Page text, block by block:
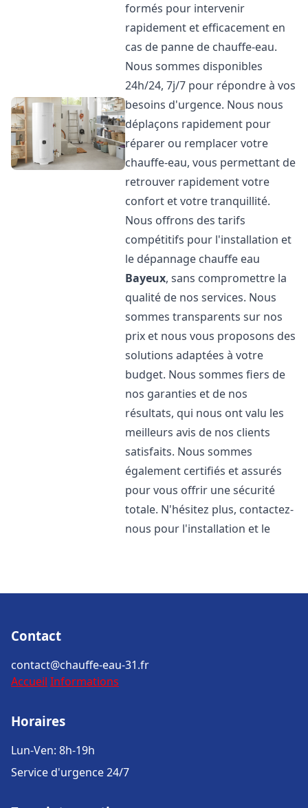
formés pour intervenir
rapidement et efficacement en
cas de panne de chauffe-eau.
Nous sommes disponibles
24h/24, 7j/7 pour répondre à vos
besoins d'urgence. Nous nous
déplaçons rapidement pour
réparer ou remplacer votre
chauffe-eau, vous permettant de
retrouver rapidement votre
confort et votre tranquillité.
Nous offrons des tarifs
compétitifs pour l'installation et
le dépannage chauffe eau
Bayeux, sans compromettre la
qualité de nos services. Nous
sommes transparents sur nos
prix et nous vous proposons des
solutions adaptées à votre
budget. Nous sommes fiers de
nos garanties et de nos
résultats, qui nous ont valu les
meilleurs avis de nos clients
satisfaits. Nous sommes
également certifiés et assurés
pour vous offrir une sécurité
totale. N'hésitez plus, contactez-
nous pour l'installation et le
Contact
contact@chauffe-eau-31.fr
Accueil Informations
Horaires
Lun-Ven: 8h-19h
Service d'urgence 24/7